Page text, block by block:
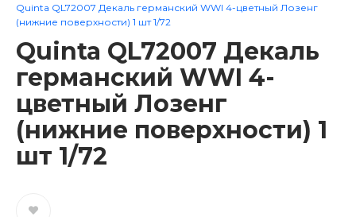
Quinta QL72007 Декаль германский WWI 4-цветный Лозенг
(нижние поверхности) 1 шт 1/72
Quinta QL72007 Декаль
германский WWI 4-
цветный Лозенг
(нижние поверхности) 1
шт 1/72